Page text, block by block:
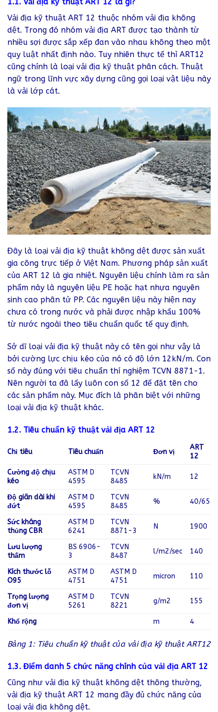
Vải địa kỹ thuật ART 12 thuộc nhóm vải địa không
dệt. Trong đó nhóm vải địa ART được tạo thành từ
nhiều sợi được sắp xếp đan vào nhau không theo một
quy luật nhất định nào. Tuy nhiên thực tế thì ART12
cũng chính là loại vải địa kỹ thuật phân cách. Thuật
ngữ trong lĩnh vực xây dựng cũng gọi loại vật liệu này
là vải lớp cát.
Đây là loại vải địa kỹ thuật không dệt được sản xuất
gia công trực tiếp ở Việt Nam. Phương pháp sản xuất
của ART 12 là gia nhiệt. Nguyên liệu chính làm ra sản
phẩm này là nguyên liệu PE hoặc hạt nhựa nguyên
sinh cao phân tử PP. Các nguyên liệu này hiện nay
chưa có trong nước và phải được nhập khẩu 100%
từ nước ngoài theo tiêu chuẩn quốc tế quy định.
Sở dĩ loại vải địa kỹ thuật này có tên gọi như vậy là
bởi cường lực chịu kéo của nó có độ lớn 12kN/m. Con
số này đúng với tiêu chuẩn thí nghiệm TCVN 8871-1.
Nên người ta đã lấy luôn con số 12 để đặt tên cho
các sản phẩm này. Mục đích là phân biệt với những
loại vải địa kỹ thuật khác.
1.2. Tiêu chuẩn kỹ thuật vải địa ART 12
Chỉ tiêu Tiêu chuẩn Đơn vị
ART
12
Cường độ chịu
kéo
ASTM D
4595
TCVN
8485
kN/m 12
Độ giãn dài khi
đứt
ASTM D
4595
TCVN
8485
% 40/65
Sức kháng
thủng CBR
ASTM D
6241
TCVN
8871-3
N 1900
Lưu lượng
thấm
BS 6906-
3
TCVN
8487
l/m2/sec 140
Kích thước lỗ
O95
ASTM D
4751
ASTM D
4751
micron 110
Trọng lượng
đơn vị
ASTM D
5261
TCVN
8221
g/m2 155
Khổ rộng m 4
Bảng 1: Tiêu chuẩn kỹ thuật của vải địa kỹ thuật ART12
1.3. Điểm danh 5 chức năng chính của vải địa ART 12
Cũng như vải địa kỹ thuật không dệt thông thường,
vải địa kỹ thuật ART 12 mang đầy đủ chức năng của
loại vải địa không dệt.